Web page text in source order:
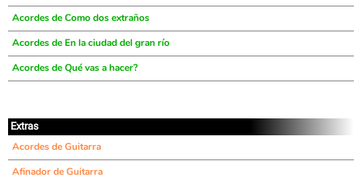
Acordes de Como dos extraños
Acordes de En la ciudad del gran río
Acordes de Qué vas a hacer?
Extras
Acordes de Guitarra
Afinador de Guitarra